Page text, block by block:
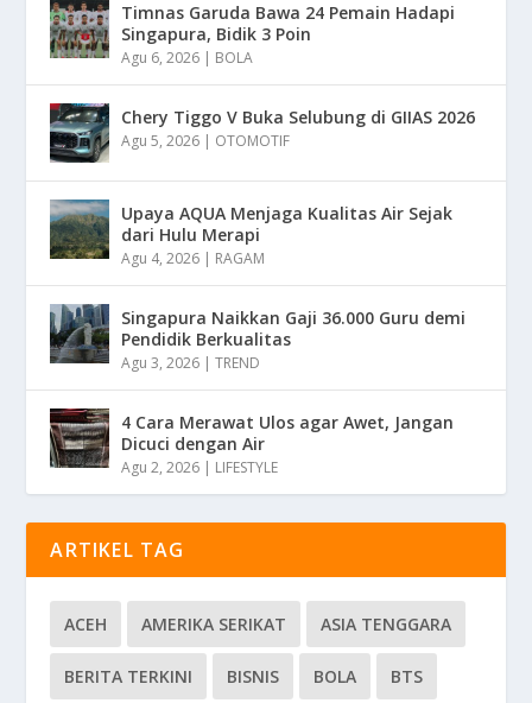
Timnas Garuda Bawa 24 Pemain Hadapi
Singapura, Bidik 3 Poin
Agu 6, 2026 | BOLA
Chery Tiggo V Buka Selubung di GIIAS 2026
Agu 5, 2026 | OTOMOTIF
Upaya AQUA Menjaga Kualitas Air Sejak
dari Hulu Merapi
Agu 4, 2026 | RAGAM
Singapura Naikkan Gaji 36.000 Guru demi
Pendidik Berkualitas
Agu 3, 2026 |TREND
4 Cara Merawat Ulos agar Awet, Jangan
Dicuci dengan Air
Agu 2, 2026 | LIFESTYLE
ARTIKEL TAG
ACEH AMERIKA SERIKAT ASIA TENGGARA
BERITA TERKINI BISNIS BOLA BTS